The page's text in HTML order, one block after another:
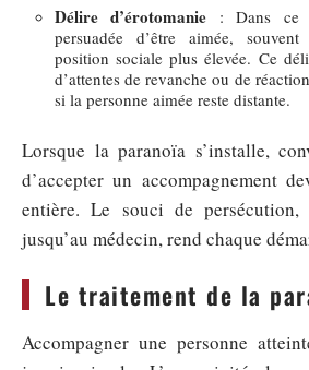
Délire d’érotomanie : Dans ce
persuadée d’être aimée,
position sociale plus élevée. Ce
d’attentes de revanche ou de
si la personne aimée reste distante.
Lorsque la paranoïa s’installe,
d’accepter un accompagnement
entière. Le souci de persécution,
jusqu’au médecin, rend chaque
Le traitement de la
Accompagner une personne